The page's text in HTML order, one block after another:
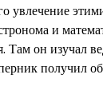
увлечение
и
он изучал
получил